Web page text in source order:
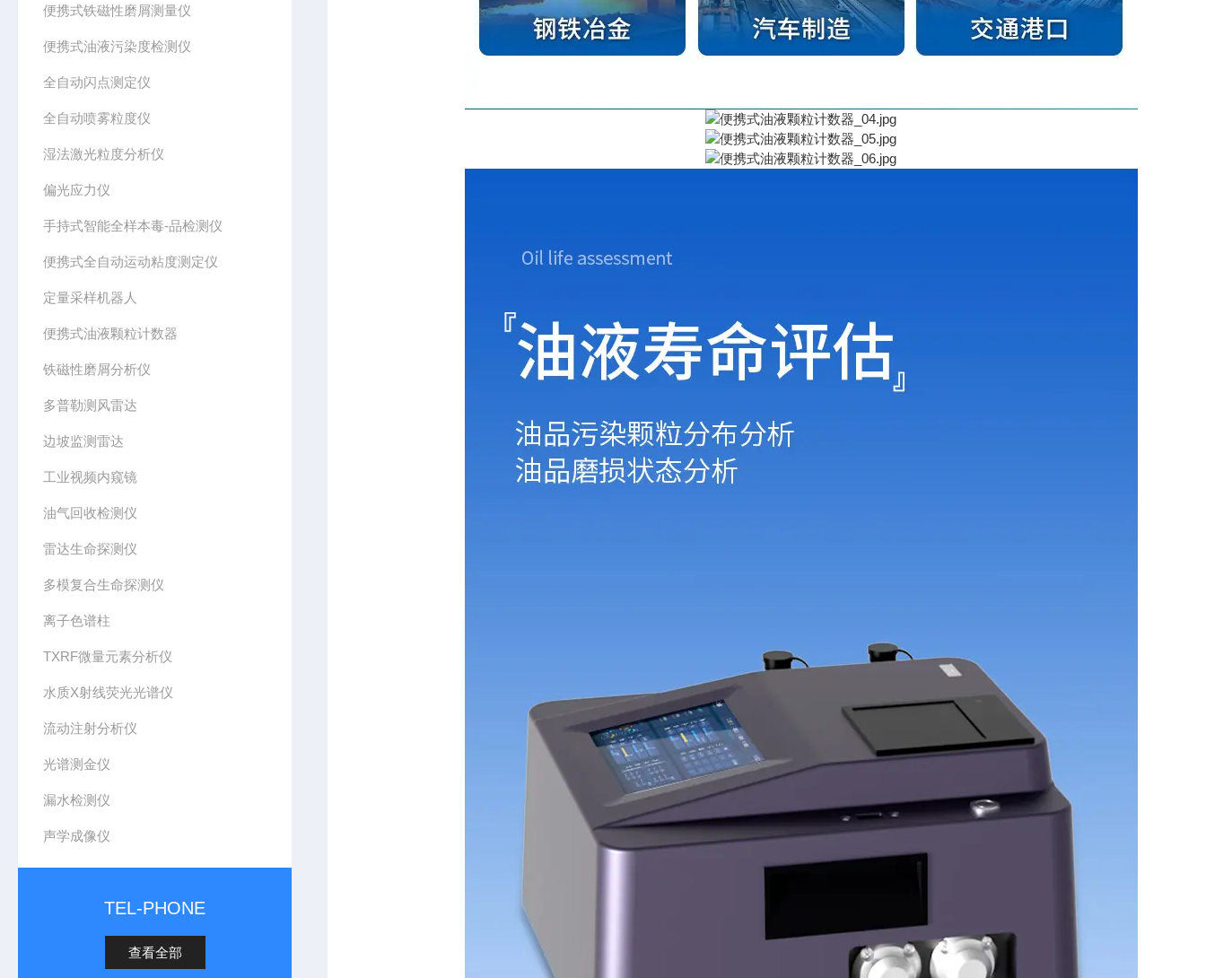
便携式铁磁性磨屑测量仪
便携式油液污染度检测仪
全自动闪点测定仪
全自动喷雾粒度仪
湿法激光粒度分析仪
偏光应力仪
手持式智能全样本毒-品检测仪
便携式全自动运动粘度测定仪
定量采样机器人
便携式油液颗粒计数器
铁磁性磨屑分析仪
多普勒测风雷达
边坡监测雷达
工业视频内窥镜
油气回收检测仪
雷达生命探测仪
多模复合生命探测仪
离子色谱柱
TXRF微量元素分析仪
水质X射线荧光光谱仪
流动注射分析仪
光谱测金仪
漏水检测仪
声学成像仪
TEL-PHONE
查看全部